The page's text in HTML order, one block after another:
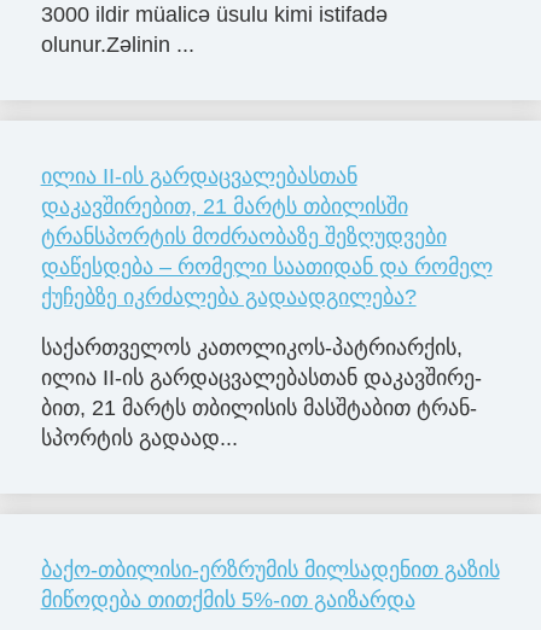
3000 ildir müalicə üsulu kimi istifadə
olunur.Zəlinin ...
ილია II-ის გარდაცვალებასთან
დაკავშირებით, 21 მარტს თბილისში
ტრანსპორტის მოძრაობაზე შეზღუდვები
დაწესდება – რომელი საათიდან და რომელ
ქუჩებზე იკრძალება გადაადგილება?
სა­ქარ­თვე­ლოს კა­თო­ლი­კოს-პატ­რი­არ­ქის,
ილია II-ის გარ­დაც­ვა­ლე­ბას­თან და­კავ­ში­რე­
ბით, 21 მარტს თბი­ლი­სის მას­შტა­ბით ტრან­
სპორ­ტის გა­და­ად­...
ბაქო-თბილისი-ერზრუმის მილსადენით გაზის
მიწოდება თითქმის 5%-ით გაიზარდა